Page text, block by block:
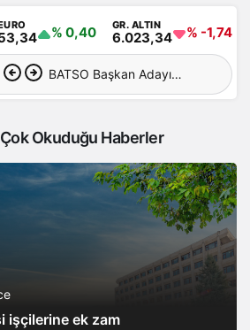
% 0,40 GR. ALTIN
6.023,34 % -1,74
BATSO Başkan Adayı
yoğun saha mesaisi
Çok Okuduğu Haberler
işçilerine ek zam